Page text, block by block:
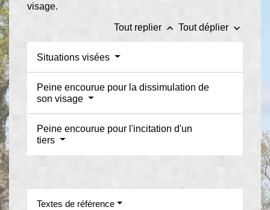
visage.
Tout replier keyboard_arrow_up Tout déplier keyboard_arrow_down
Situations visées
Peine encourue pour la dissimulation de
son visage
Peine encourue pour l'incitation d'un
tiers
Textes de référence